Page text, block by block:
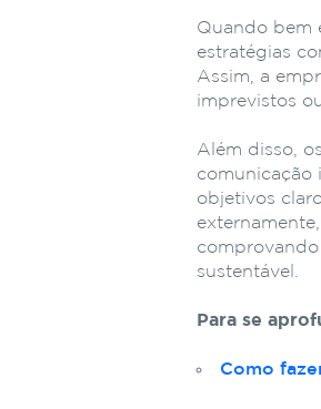
Quando bem
estratégias
Assim, a
imprevistos
Além disso,
comunicação
objetivos
sustentável.
Para se
Como